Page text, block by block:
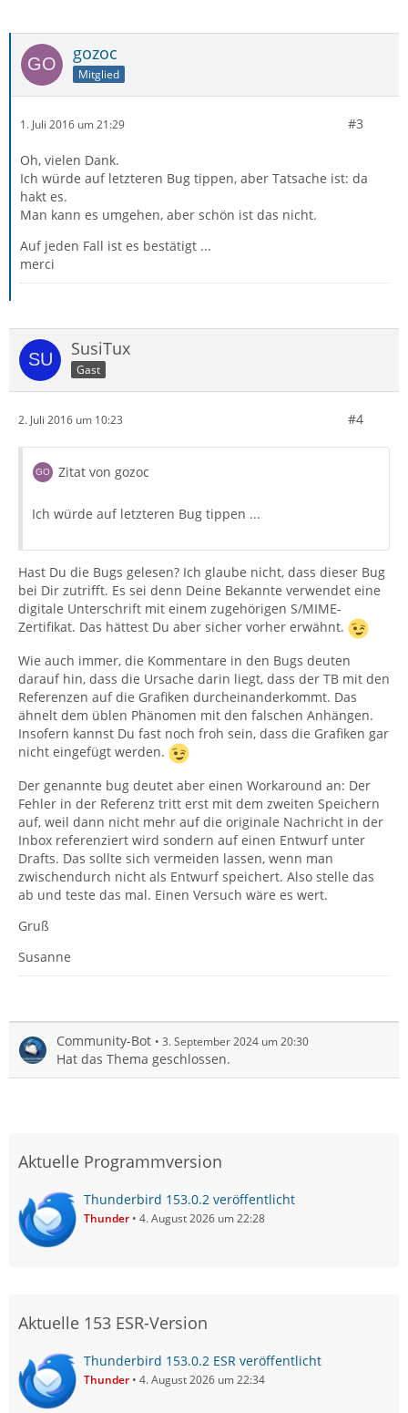
gozoc
Mitglied
1. Juli 2016 um 21:29 #3
Oh, vielen Dank.
Ich würde auf letzteren Bug tippen, aber Tatsache ist: da
hakt es.
Man kann es umgehen, aber schön ist das nicht.
Auf jeden Fall ist es bestätigt ...
merci
SusiTux
Gast
2. Juli 2016 um 10:23 #4
Zitat von gozoc
Ich würde auf letzteren Bug tippen ...
Hast Du die Bugs gelesen? Ich glaube nicht, dass dieser Bug
bei Dir zutrifft. Es sei denn Deine Bekannte verwendet eine
digitale Unterschrift mit einem zugehörigen S/MIME-
Zertifikat. Das hättest Du aber sicher vorher erwähnt.
Wie auch immer, die Kommentare in den Bugs deuten
darauf hin, dass die Ursache darin liegt, dass der TB mit den
Referenzen auf die Grafiken durcheinanderkommt. Das
ähnelt dem üblen Phänomen mit den falschen Anhängen.
Insofern kannst Du fast noch froh sein, dass die Grafiken gar
nicht eingefügt werden.
Der genannte bug deutet aber einen Workaround an: Der
Fehler in der Referenz tritt erst mit dem zweiten Speichern
auf, weil dann nicht mehr auf die originale Nachricht in der
Inbox referenziert wird sondern auf einen Entwurf unter
Drafts. Das sollte sich vermeiden lassen, wenn man
zwischendurch nicht als Entwurf speichert. Also stelle das
ab und teste das mal. Einen Versuch wäre es wert.
Gruß
Susanne
Community-Bot 3. September 2024 um 20:30
Hat das Thema geschlossen.
Aktuelle Programmversion
Thunderbird 153.0.2 veröffentlicht
Thunder 4. August 2026 um 22:28
Aktuelle 153 ESR-Version
Thunderbird 153.0.2 ESR veröffentlicht
Thunder 4. August 2026 um 22:34